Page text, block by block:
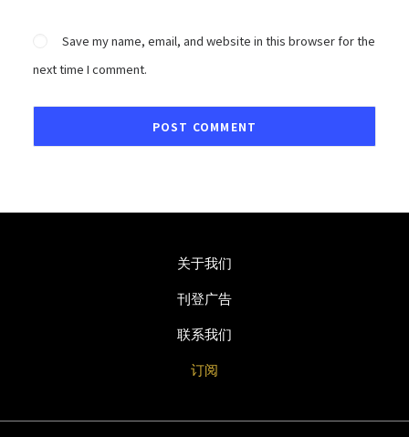
Save my name, email, and website in this browser for the
next time I comment.
关于我们
刊登广告
联系我们
订阅